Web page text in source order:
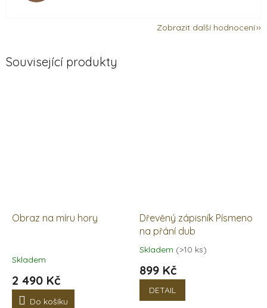
Související produkty
Obraz na míru hory
Skladem
2 490 Kč
Do košíku
Dřevěný zápisník Písmeno
na přání dub
Průměrné
produktu
4,0
Skladem (>10 ks)
899 Kč
DETAIL
Zobrazit další hodnocení